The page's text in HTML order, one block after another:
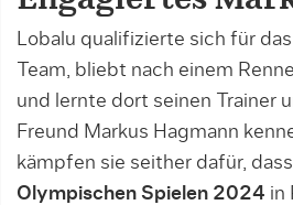
Lobalu qualifizierte sich für
Team, bliebt nach einem
und lernte dort seinen Trainer
Freund Markus Hagmann
kämpfen sie seither dafür,
Olympischen Spielen 2024 in